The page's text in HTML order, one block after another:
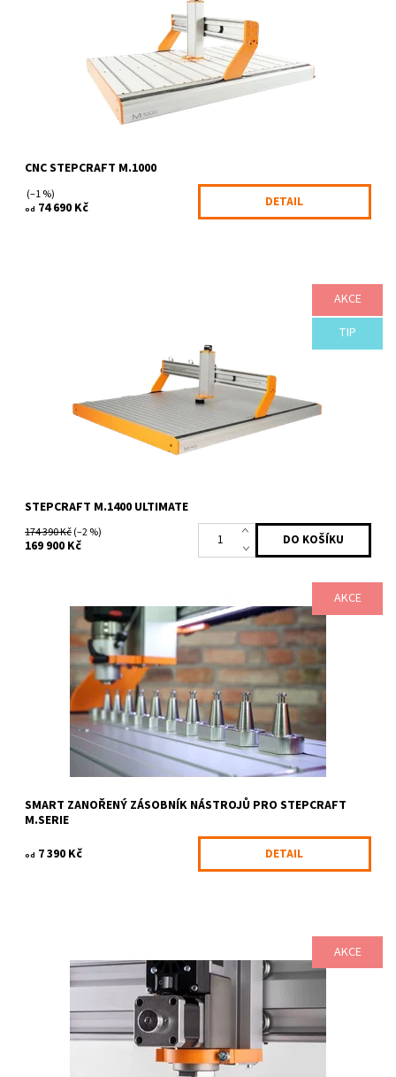
6-10 pracovních dnů
STEPCRAFT
2 roky
CNC STEPCRAFT M.1000
(–1 %)
od 74 690 Kč DETAIL
AKCE
TIP
Nejnovější přírůstek naší technologicky nejpokročilejší řady CNC
systémů Stepcraft M-Serie M1400 ULTIMATE, Vám umožní zcela
do 4 týdnů
STEPCRAFT
3 roky
STEPCRAFT M.1400 ULTIMATE
174 390 Kč(–2 %)
169 900 Kč
AKCE
Zanořený zásobník nástrojů s řízeným zdvihem odsávací patky
pro automatickou výměnu nástrojů pro Stepcraft M.Serii
Dostupnost:
6-10 pracovních dnů
1594/M.5
STEPCRAFT
SMART ZANOŘENÝ ZÁSOBNÍK NÁSTROJŮ PRO STEPCRAFT
M.SERIE
od 7 390 Kč DETAIL
AKCE
Oscilační tangenciální nožová jednotka OTK-3 je profesionální
CNC řízený oscilačně tangenciální nůž. Kombinuje oscilační pohyb
(zdvih 3 mm) s...
Dostupnost:
6-10 pracovních dnů
477/M-S
STEPCRAFT